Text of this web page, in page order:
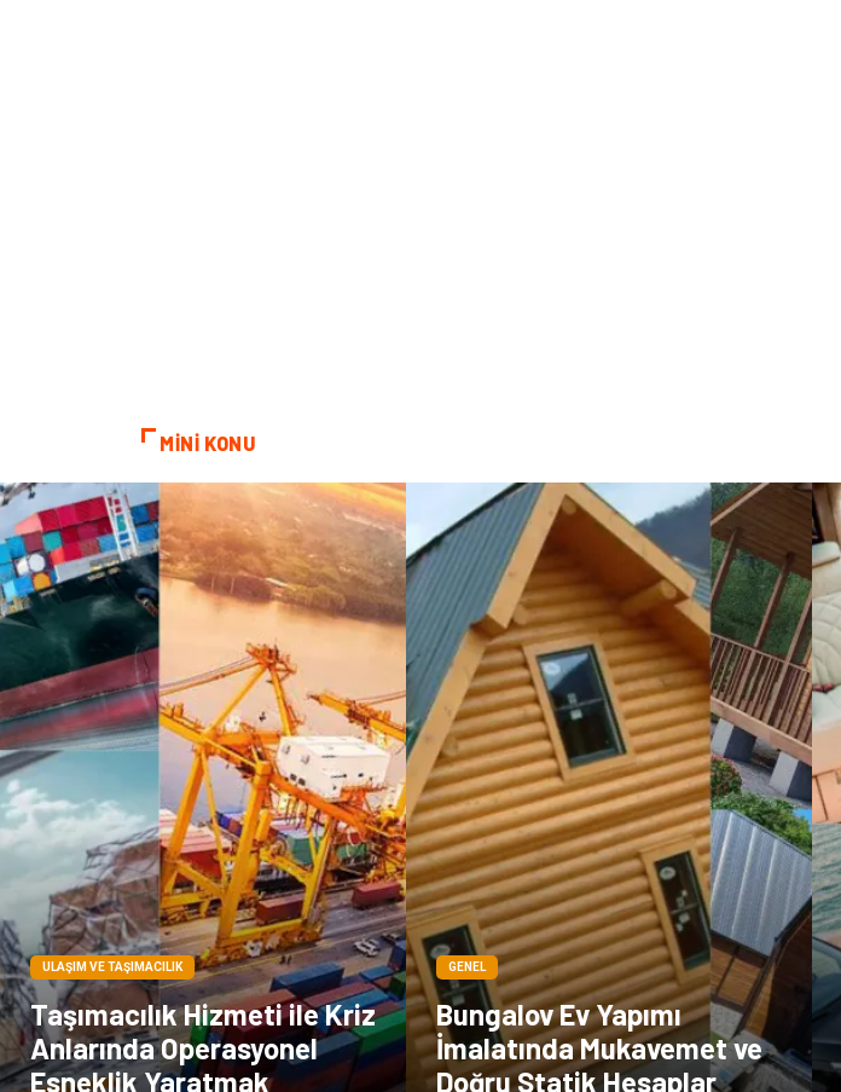
MİNİ KONU
ULAŞIM VE TAŞIMACILIK
Taşımacılık Hizmeti ile Kriz
Anlarında Operasyonel
Esneklik Yaratmak
GENEL
Bungalov Ev Yapımı
İmalatında Mukavemet ve
Doğru Statik Hesaplar